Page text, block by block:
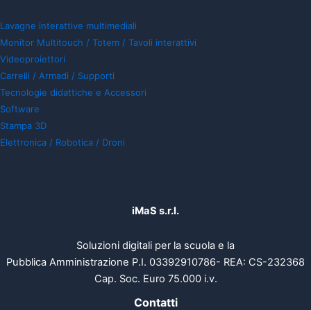
Lavagne interattive multimediali
Monitor Multitouch / Totem / Tavoli interattivi
Videoproiettori
Carrelli / Armadi / Supporti
Tecnologie didattiche e Accessori
Software
Stampa 3D
Elettronica / Robotica / Droni
iMaS s.r.l.
Soluzioni digitali per la scuola e la
Pubblica Amministrazione P.I. 03392910786- REA: CS-232368
Cap. Soc. Euro 75.000 i.v.
Contatti